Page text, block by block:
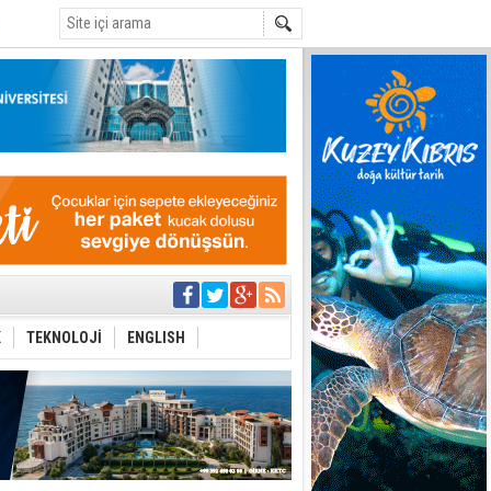
yer sis olacak
olur
bu
ara
TEKNOLOJİ ENGLISH